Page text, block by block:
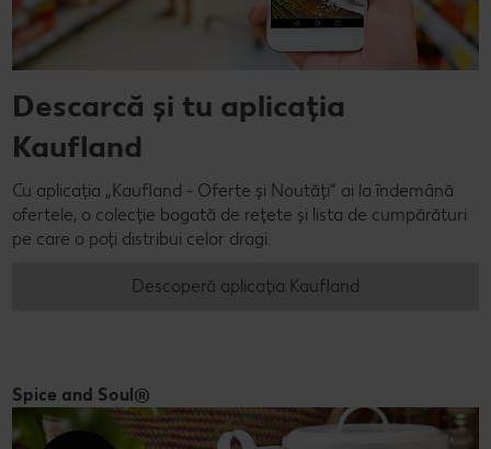
Descarcă și tu aplicația
Kaufland
Cu aplicația „Kaufland - Oferte și Noutăți” ai la îndemână
ofertele, o colecție bogată de rețete și lista de cumpărături
pe care o poți distribui celor dragi.
Descoperă aplicația Kaufland
Spice and Soul®